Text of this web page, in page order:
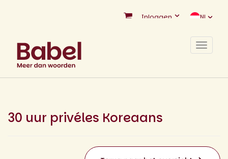
Inloggen NL
Toggle
30 uur privéles Koreaans